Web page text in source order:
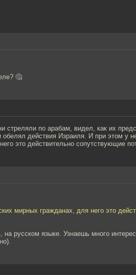
🤔
стреляли по арабам, видел, как их
обелял действия Израиля. И при этом у
это действительно сопутствующие
мирных гражданах, для него это
русском языке. Узнаешь много